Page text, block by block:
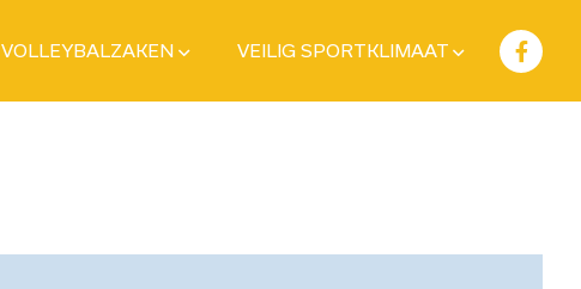
VOLLEYBALZAKEN VEILIG SPORTKLIMAAT